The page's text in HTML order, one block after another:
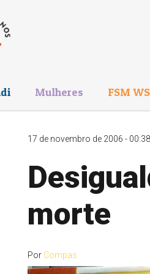
Mulheres FSM
17 de novembro de 2006 - 00:38
morte
Por Compas